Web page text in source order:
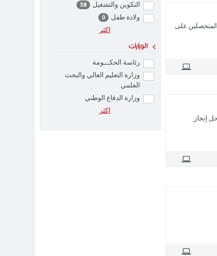
على
إنجاز
التكوين والتشغيل 58
ولادة طفل 0
اکثر
الوزارات
رئاسة الحكـــومة
وزارة التعليم العالي والبحث
العلمي
وزارة الدفاع الوطني
اکثر